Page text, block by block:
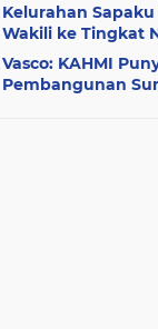
Kelurahan
Wakili ke Tingkat
Vasco: KAHMI
Pembangunan